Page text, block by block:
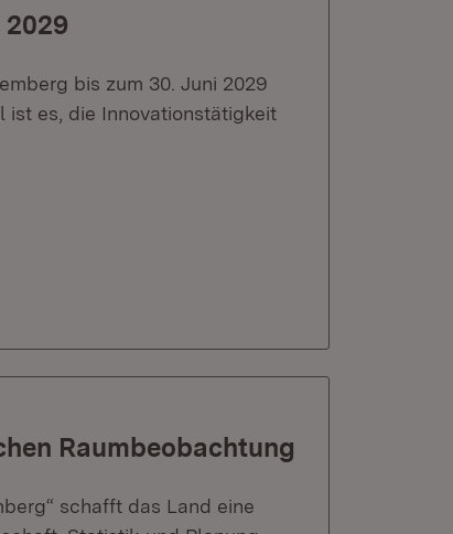
bis zum 30. Juni 2029
es, die Innovationstätigkeit
Raumbeobachtung
schafft das Land eine